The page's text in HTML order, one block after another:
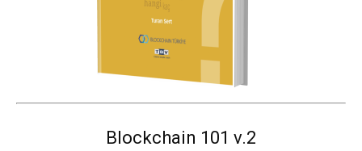
Blockchain 101 v.2